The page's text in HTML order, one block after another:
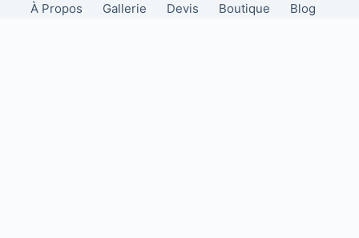
À Propos Gallerie Devis Boutique Blog